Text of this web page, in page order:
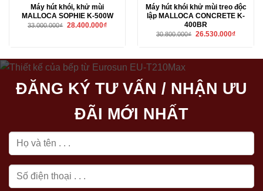
Máy hút khói, khử mùi
MALLOCA SOPHIE K-500W
33.000.000₫ Giá
28.400.000₫Giá
Máy hút khói khử mùi treo độc
lập MALLOCA CONCRETE K-
400BR
30.800.000₫ Giá
26.530.000₫Giá
ĐĂNG KÝ TƯ VẤN / NHẬN ƯU
ĐÃI MỚI NHẤT